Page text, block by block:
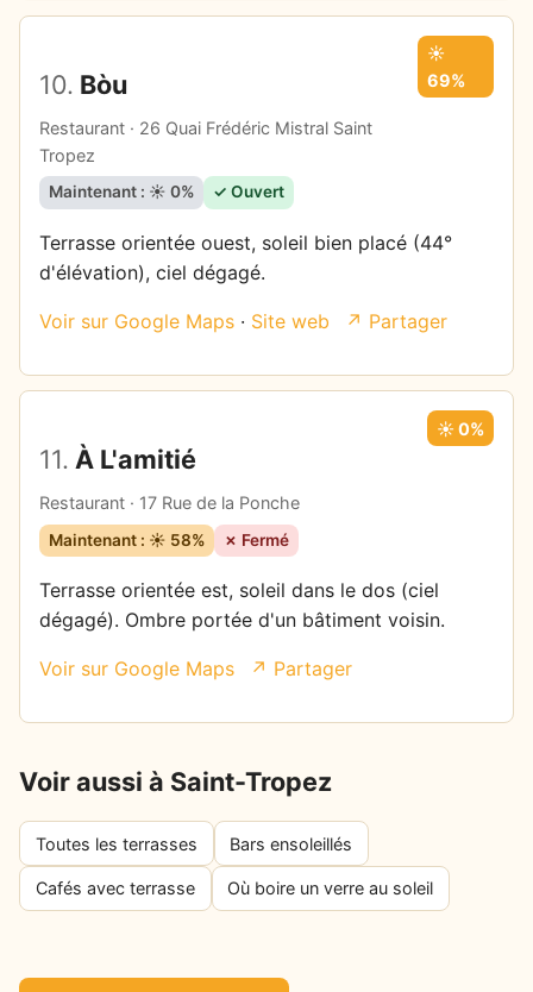
10. Bòu
Restaurant · 26 Quai Frédéric Mistral Saint
Tropez
☀️
69%
Maintenant : ☀️ 0% ✓ Ouvert
Terrasse orientée ouest, soleil bien placé (44°
d'élévation), ciel dégagé.
Voir sur Google Maps · Site web ↗ Partager
11. À L'amitié
Restaurant · 17 Rue de la Ponche
☀️ 0%
Maintenant : ☀️ 58% ✗ Fermé
Terrasse orientée est, soleil dans le dos (ciel
dégagé). Ombre portée d'un bâtiment voisin.
Voir sur Google Maps ↗ Partager
Voir aussi à Saint-Tropez
Toutes les terrasses Bars ensoleillés
Cafés avec terrasse Où boire un verre au soleil